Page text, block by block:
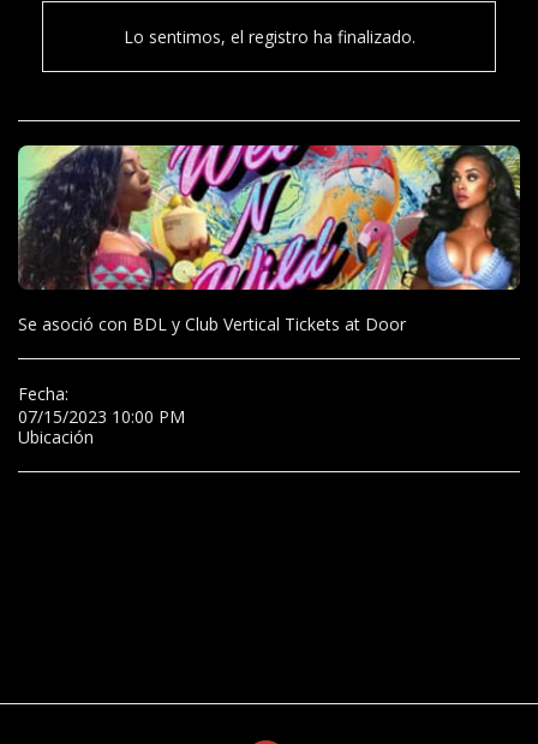
Lo sentimos, el registro ha finalizado.
Se asoció con BDL y Club Vertical Tickets at Door
Fecha:
07/15/2023 10:00 PM
Ubicación